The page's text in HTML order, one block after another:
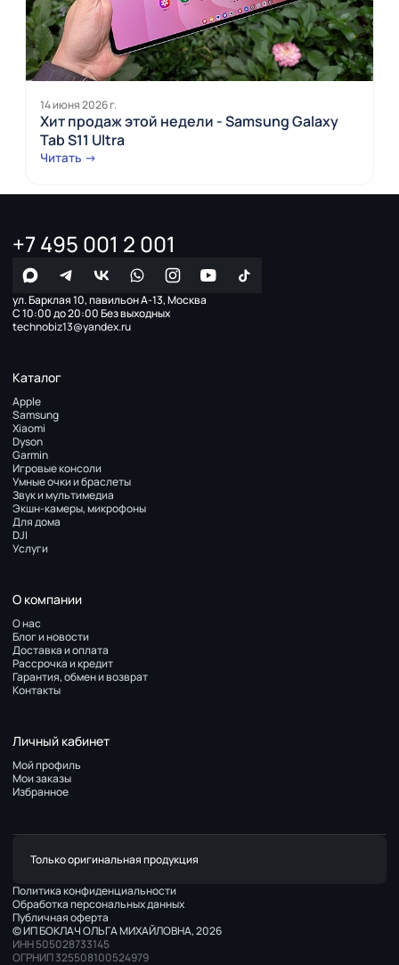
14 июня 2026 г.
Хит продаж этой недели - Samsung Galaxy
Tab S11 Ultra
Читать →
+7 495 001 2 001
ул. Барклая 10, павильон А-13, Москва
С 10:00 до 20:00 Без выходных
technobiz13@yandex.ru
Каталог
Apple
Samsung
Xiaomi
Dyson
Garmin
Игровые консоли
Умные очки и браслеты
Звук и мультимедиа
Экшн-камеры, микрофоны
Для дома
DJI
Услуги
О компании
О нас
Блог и новости
Доставка и оплата
Рассрочка и кредит
Гарантия, обмен и возврат
Контакты
Личный кабинет
Мой профиль
Мои заказы
Избранное
Только оригинальная продукция
Политика конфиденциальности
Обработка персональных данных
Публичная оферта
© ИП БОКЛАЧ ОЛЬГА МИХАЙЛОВНА, 2026
ИНН 505028733145
ОГРНИП 325508100524979